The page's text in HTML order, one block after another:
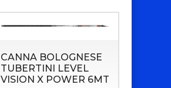
CANNA BOLOGNESE
TUBERTINI LEVEL
VISION X POWER 6MT